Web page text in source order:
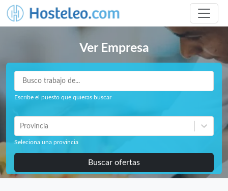
Ver Empresa
Escribe el puesto que quieras buscar
Provincia
Seleciona una provincia
Buscar ofertas